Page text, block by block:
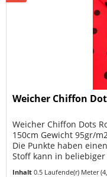
Weicher Chiffon
Weicher Chiffon Dots
150cm Gewicht 95gr/
Die Punkte haben
Stoff kann in
Inhalt0.5 Laufende(r) Meter